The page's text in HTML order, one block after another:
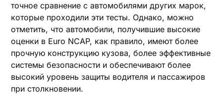
точное сравнение с автомобилями других марок,
которые проходили эти тесты. Однако, можно
отметить, что автомобили, получившие высокие
оценки в Euro NCAP, как правило, имеют более
прочную конструкцию кузова, более эффективные
системы безопасности и обеспечивают более
высокий уровень защиты водителя и пассажиров
при столкновении.